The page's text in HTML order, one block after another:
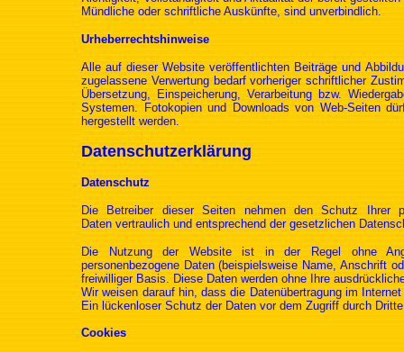
Mündliche oder schriftliche Auskünfte, sind unverbindlich.
Urheberrechtshinweise
Alle auf dieser Website veröffentlichten Beiträge und
zugelassene Verwertung bedarf vorheriger schriftlicher
Übersetzung, Einspeicherung, Verarbeitung bzw.
Systemen. Fotokopien und Downloads von Web-Seiten
hergestellt werden.
Datenschutzerklärung
Datenschutz
Die Betreiber dieser Seiten nehmen den Schutz Ihrer
Daten vertraulich und entsprechend der gesetzlichen
Die Nutzung der Website ist in der Regel ohne
personenbezogene Daten (beispielsweise Name, Anschrift
freiwilliger Basis. Diese Daten werden ohne Ihre
Wir weisen darauf hin, dass die Datenübertragung im
Ein lückenloser Schutz der Daten vor dem Zugriff durch
Cookies